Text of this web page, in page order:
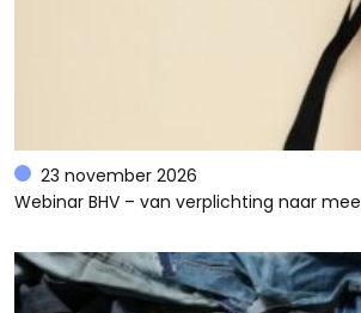
23 november 2026
Webinar BHV – van verplichting naar